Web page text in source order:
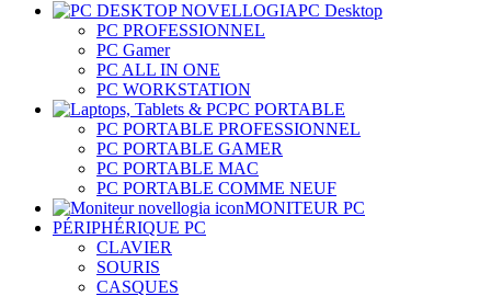
PC Desktop
PC PROFESSIONNEL
PC Gamer
PC ALL IN ONE
PC WORKSTATION
PC PORTABLE
PC PORTABLE PROFESSIONNEL
PC PORTABLE GAMER
PC PORTABLE MAC
PC PORTABLE COMME NEUF
MONITEUR PC
PÉRIPHÉRIQUE PC
CLAVIER
SOURIS
CASQUES